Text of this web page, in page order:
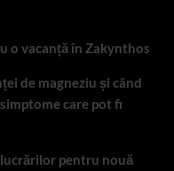
o vacanță în Zakynthos
de magneziu și când
care pot fi
lucrărilor pentru nouă